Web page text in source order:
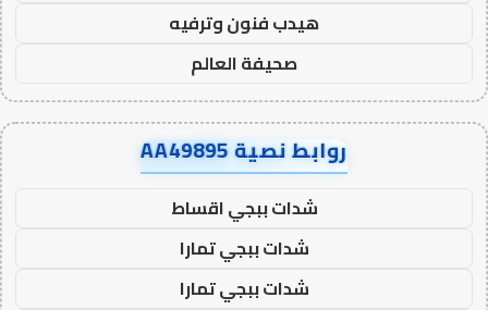
هيدب فنون وترفيه
صحيفة العالم
روابط نصية AA49895
شدات ببجي اقساط
شدات ببجي تمارا
شدات ببجي تمارا